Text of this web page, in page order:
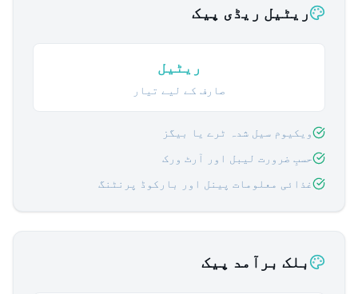
ریٹیل ریڈی پیک
ریٹیل
صارف کے لیے تیار
ویکیوم سیل شدہ ٹرے یا بیگز
حسبِ ضرورت لیبل اور آرٹ ورک
غذائی معلومات پینل اور بارکوڈ پرنٹنگ
بلک برآمد پیک